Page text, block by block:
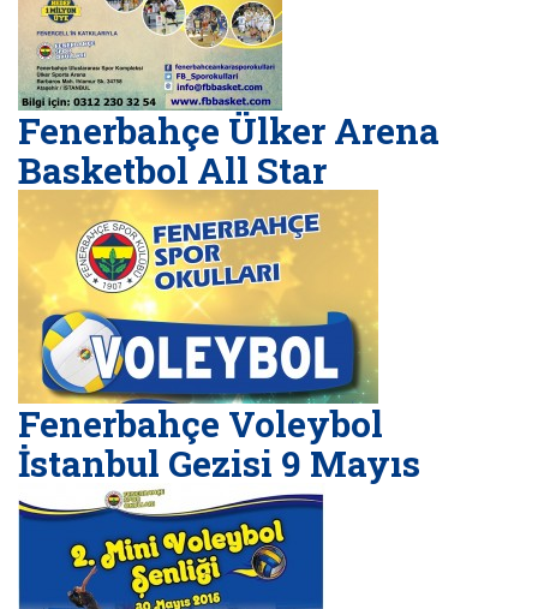
Fenerbahçe Ülker Arena
Basketbol All Star
Fenerbahçe Voleybol
İstanbul Gezisi 9 Mayıs